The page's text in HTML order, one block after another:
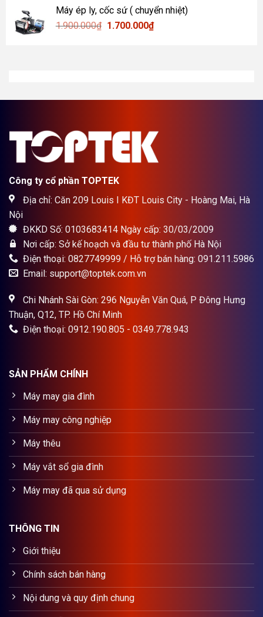
12.000.000₫. là:
Máy ép ly, cốc sứ ( chuyển nhiệt)
1.900.000₫ Giá
1.700.000₫Giá
Công ty cổ phần TOPTEK
Địa chỉ: Căn 209 Louis I KĐT Louis City - Hoàng Mai, Hà
Nội
ĐKKD Số: 0103683414 Ngày cấp: 30/03/2009
Nơi cấp: Sở kế hoạch và đầu tư thành phố Hà Nội
Điện thoại: 0827749999 / Hỗ trợ bán hàng: 091.211.5986
Email: support@toptek.com.vn
Chi Nhánh Sài Gòn: 296 Nguyễn Văn Quá, P Đông Hưng
Thuận, Q12, TP. Hồ Chí Minh
Điện thoại: 0912.190.805 - 0349.778.943
SẢN PHẨM CHÍNH
Máy may gia đình
Máy may công nghiệp
Máy thêu
Máy vắt sổ gia đình
Máy may đã qua sử dụng
THÔNG TIN
Giới thiệu
Chính sách bán hàng
Nội dung và quy định chung